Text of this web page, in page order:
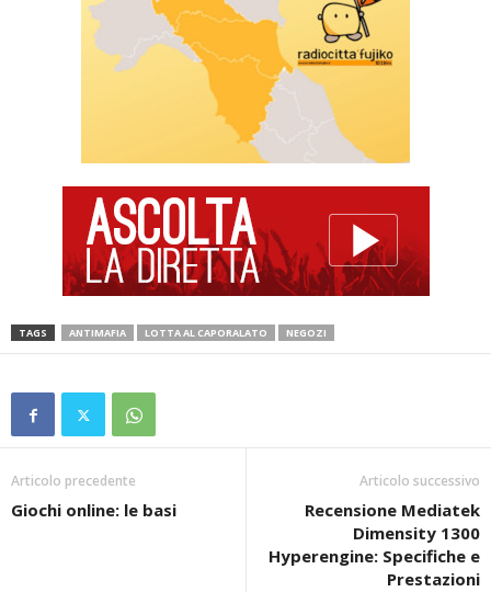
TAGS ANTIMAFIA LOTTA AL CAPORALATO NEGOZI
Articolo precedente
Giochi online: le basi
Articolo successivo
Recensione Mediatek
Dimensity 1300
Hyperengine: Specifiche e
Prestazioni